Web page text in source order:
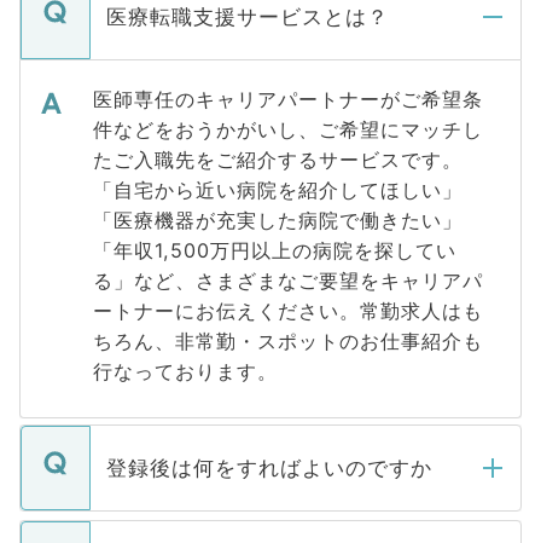
医療転職支援サービスとは？
医師専任のキャリアパートナーがご希望条
件などをおうかがいし、ご希望にマッチし
たご入職先をご紹介するサービスです。
「自宅から近い病院を紹介してほしい」
「医療機器が充実した病院で働きたい」
「年収1,500万円以上の病院を探してい
る」など、さまざまなご要望をキャリアパ
ートナーにお伝えください。常勤求人はも
ちろん、非常勤・スポットのお仕事紹介も
行なっております。
登録後は何をすればよいのですか
ご登録いただきましたら、弊社担当者がご